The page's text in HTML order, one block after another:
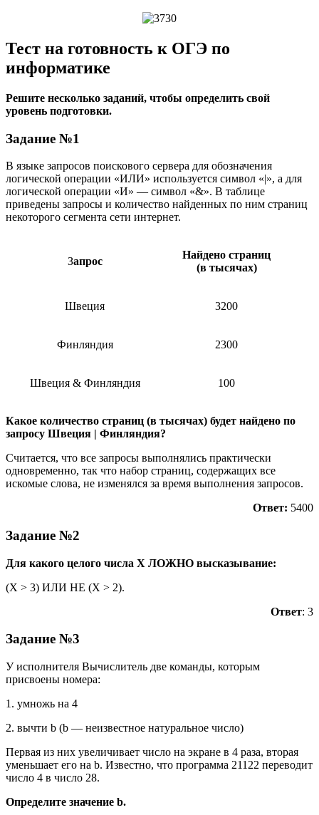
Тест на готовность к ОГЭ по
информатике
Решите несколько заданий, чтобы определить свой
уровень подготовки.
Задание №1
В языке запросов поискового сервера для обозначения
логической операции «ИЛИ» используется символ «|», а для
логической операции «И» — символ «&». В таблице
приведены запросы и количество найденных по ним страниц
некоторого сегмента сети интернет.
Запрос
Найдено страниц
(в тысячах)
Швеция 3200
Финляндия 2300
Швеция & Финляндия 100
Какое количество страниц (в тысячах) будет найдено по
запросу Швеция | Финляндия?
Считается, что все запросы выполнялись практически
одновременно, так что набор страниц, содержащих все
искомые слова, не изменялся за время выполнения запросов.
Ответ: 5400
Задание №2
Для какого целого числа X ЛОЖНО высказывание:
(X > 3) ИЛИ НЕ (X > 2).
Ответ: 3
Задание №3
У исполнителя Вычислитель две команды, которым
присвоены номера:
1. умножь на 4
2. вычти b (b — неизвестное натуральное число)
Первая из них увеличивает число на экране в 4 раза, вторая
уменьшает его на b. Известно, что программа 21122 переводит
число 4 в число 28.
Определите значение b.